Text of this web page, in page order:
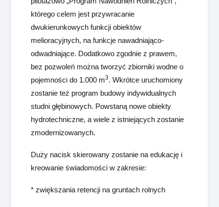
którego celem jest przywracanie
dwukierunkowych funkcji obiektów
melioracyjnych, na funkcje nawadniająco-
odwadniające. Dodatkowo zgodnie z prawem,
bez pozwoleń można tworzyć zbiorniki wodne o
pojemności do 1.000 m3. Wkrótce uruchomiony
zostanie też program budowy indywidualnych
studni głębinowych. Powstaną nowe obiekty
hydrotechniczne, a wiele z istniejących zostanie
zmodernizowanych.
Duży nacisk skierowany zostanie na edukację i
kreowanie świadomości w zakresie:
* zwiększania retencji na gruntach rolnych